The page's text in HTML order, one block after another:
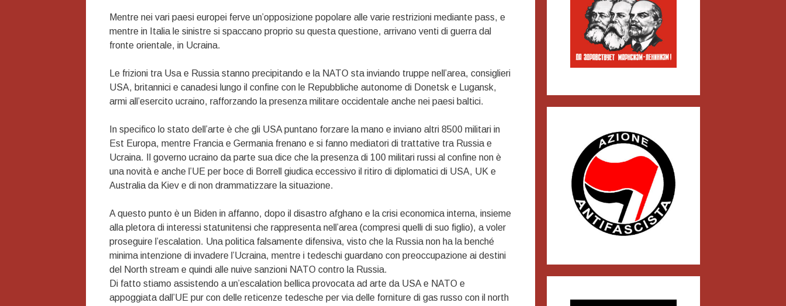
Mentre nei vari paesi europei ferve un’opposizione popolare alle varie restrizioni mediante pass, e
mentre in Italia le sinistre si spaccano proprio su questa questione, arrivano venti di guerra dal
fronte orientale, in Ucraina.
Le frizioni tra Usa e Russia stanno precipitando e la NATO sta inviando truppe nell’area, consiglieri
USA, britannici e canadesi lungo il confine con le Repubbliche autonome di Donetsk e Lugansk,
armi all’esercito ucraino, rafforzando la presenza militare occidentale anche nei paesi baltici.
In specifico lo stato dell’arte è che gli USA puntano forzare la mano e inviano altri 8500 militari in
Est Europa, mentre Francia e Germania frenano e si fanno mediatori di trattative tra Russia e
Ucraina. Il governo ucraino da parte sua dice che la presenza di 100 militari russi al confine non è
una novità e anche l’UE per boce di Borrell giudica eccessivo il ritiro di diplomatici di USA, UK e
Australia da Kiev e di non drammatizzare la situazione.
A questo punto è un Biden in affanno, dopo il disastro afghano e la crisi economica interna, insieme
alla pletora di interessi statunitensi che rappresenta nell’area (compresi quelli di suo figlio), a voler
proseguire l’escalation. Una politica falsamente difensiva, visto che la Russia non ha la benché
minima intenzione di invadere l’Ucraina, mentre i tedeschi guardano con preoccupazione ai destini
del North stream e quindi alle nuive sanzioni NATO contro la Russia.
Di fatto stiamo assistendo a un’escalation bellica provocata ad arte da USA e NATO e
appoggiata dall’UE pur con delle reticenze tedesche per via delle forniture di gas russo con il north